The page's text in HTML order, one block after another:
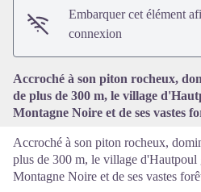
Embarquer cet élément
connexion
Accroché à son piton rocheux,
de plus de 300 m, le village
Montagne Noire et de ses vastes
Accroché à son piton rocheux,
plus de 300 m, le village d'Hautpoul
Montagne Noire et de ses vastes